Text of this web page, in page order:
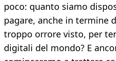
poco: quanto siamo
pagare, anche in termine
troppo orrore visto, per
digitali del mondo? E